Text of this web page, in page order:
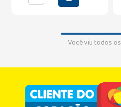
Você viu todos os